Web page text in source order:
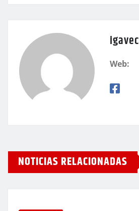
igavec
Web:
NOTICIAS RELACIONADAS